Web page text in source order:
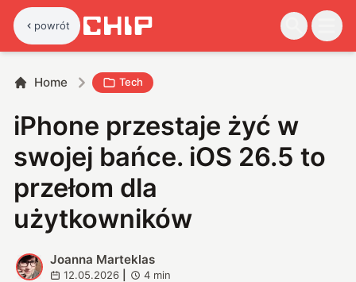
powrót
Home Tech
iPhone przestaje żyć w
swojej bańce. iOS 26.5 to
przełom dla
użytkowników
J
Joanna Marteklas
12.05.2026 4 min